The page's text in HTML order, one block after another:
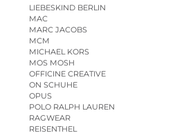
LIEBESKIND BERLIN
MAC
MARC JACOBS
MCM
MICHAEL KORS
MOS MOSH
OFFICINE CREATIVE
ON SCHUHE
OPUS
POLO RALPH LAUREN
RAGWEAR
REISENTHEL